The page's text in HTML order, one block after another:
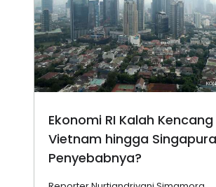
Ekonomi RI Kalah
Vietnam hingga
Penyebabnya?